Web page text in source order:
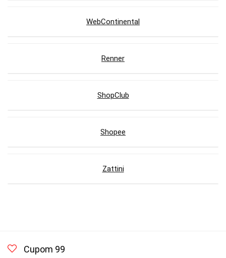
WebContinental
Renner
ShopClub
Shopee
Zattini
Cupom 99